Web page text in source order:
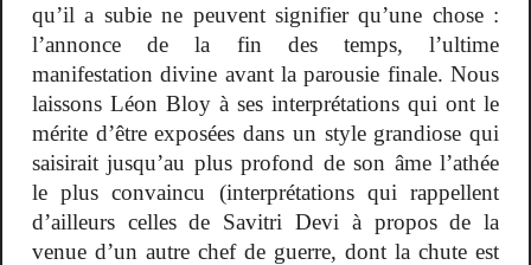
qu’il a subie ne peuvent signifier qu’une chose :
l’annonce de la fin des temps, l’ultime
manifestation divine avant la parousie finale. Nous
laissons Léon Bloy à ses interprétations qui ont le
mérite d’être exposées dans un style grandiose qui
saisirait jusqu’au plus profond de son âme l’athée
le plus convaincu (interprétations qui rappellent
d’ailleurs celles de Savitri Devi à propos de la
venue d’un autre chef de guerre, dont la chute est